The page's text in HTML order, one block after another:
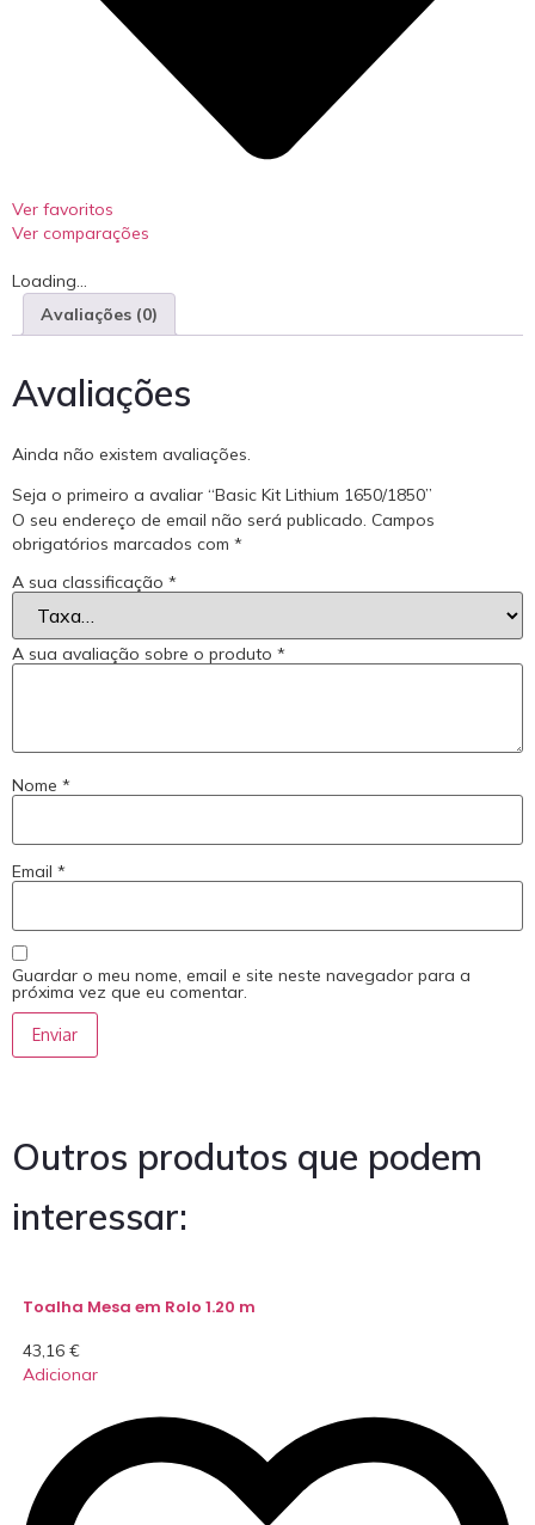
Ver favoritos
Ver comparações
Loading...
Avaliações (0)
Avaliações
Ainda não existem avaliações.
Seja o primeiro a avaliar “Basic Kit Lithium 1650/1850”
O seu endereço de email não será publicado. Campos
obrigatórios marcados com *
A sua classificação *
A sua avaliação sobre o produto *
Nome *
Email *
Guardar o meu nome, email e site neste navegador para a
próxima vez que eu comentar.
Outros produtos que podem
interessar:
Toalha Mesa em Rolo 1.20 m
43,16 €
Adicionar